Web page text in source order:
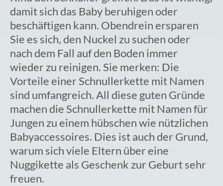
damit sich das Baby beruhigen oder
beschäftigen kann. Obendrein ersparen
Sie es sich, den Nuckel zu suchen oder
nach dem Fall auf den Boden immer
wieder zu reinigen. Sie merken: Die
Vorteile einer Schnullerkette mit Namen
sind umfangreich. All diese guten Gründe
machen die Schnullerkette mit Namen für
Jungen zu einem hübschen wie nützlichen
Babyaccessoires. Dies ist auch der Grund,
warum sich viele Eltern über eine
Nuggikette als Geschenk zur Geburt sehr
freuen.